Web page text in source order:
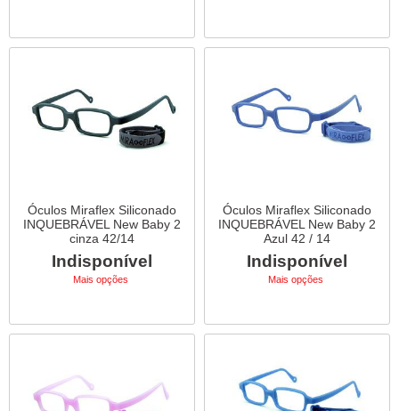
Óculos Miraflex Siliconado
INQUEBRÁVEL New Baby 2
cinza 42/14
Indisponível
Mais opções
Óculos Miraflex Siliconado
INQUEBRÁVEL New Baby 2
Azul 42 / 14
Indisponível
Mais opções